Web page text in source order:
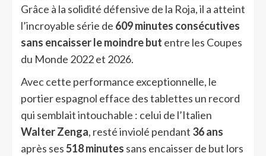
Grâce à la solidité défensive de la Roja, il a atteint
l’incroyable série de 609 minutes consécutives
sans encaisser le moindre but entre les Coupes
du Monde 2022 et 2026.
Avec cette performance exceptionnelle, le
portier espagnol efface des tablettes un record
qui semblait intouchable : celui de l’Italien
Walter Zenga, resté inviolé pendant 36 ans
après ses518 minutes sans encaisser de but lors